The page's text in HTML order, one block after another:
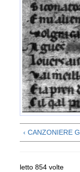
‹ CANZONIERE G
letto 854 volte